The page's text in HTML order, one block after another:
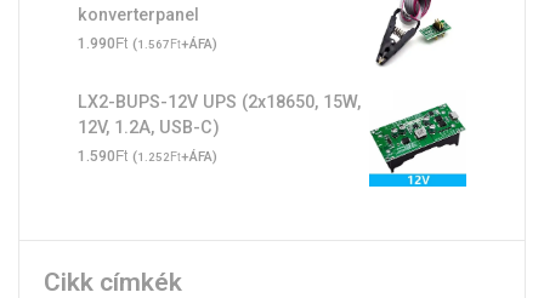
konverterpanel
1.990Ft (1.567Ft+ÁFA)
LX2-BUPS-12V UPS (2x18650, 15W,
12V, 1.2A, USB-C)
1.590Ft (1.252Ft+ÁFA)
Cikk címkék